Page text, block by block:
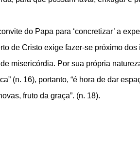
do Papa para ‘concretizar’ a
de Cristo exige fazer-se próximo
misericórdia. Por sua própria
(n. 16), portanto, “é hora de dar
fruto da graça”. (n. 18).